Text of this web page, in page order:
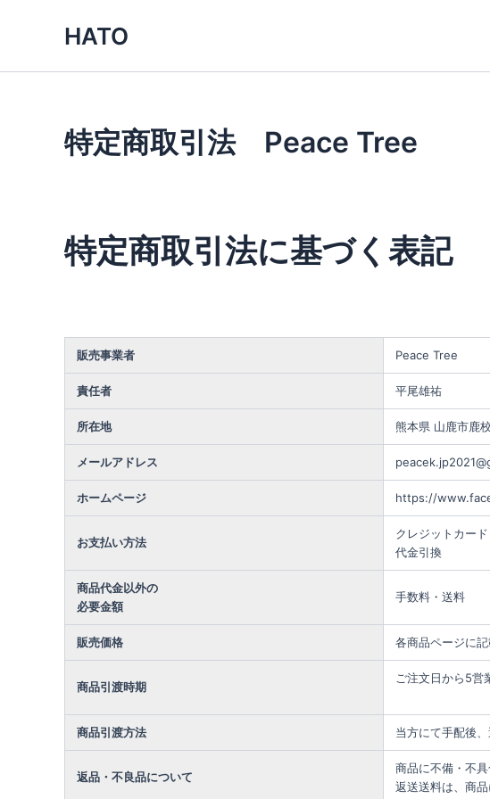
HATO
特定商取引法 Peace Tree
特定商取引法に基づく表記
販売事業者 Peace Tree
責任者 平尾雄祐
所在地 熊本県 山鹿市鹿
メールアドレス
ホームページ https://
お支払い方法
クレジットカード
代金引換
商品代金以外の
必要金額
手数料・送料
販売価格 各商品ページに
商品引渡時期
ご注文日から5営
商品引渡方法 当方にて手配後
返品・不良品について
商品に不備・不
返送送料は、商